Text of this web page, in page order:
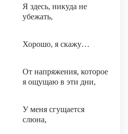
Я здесь, никуда не
убежать,
Хорошо, я скажу…
От напряжения, которое
я ощущаю в эти дни,
У меня сгущается
слюна,